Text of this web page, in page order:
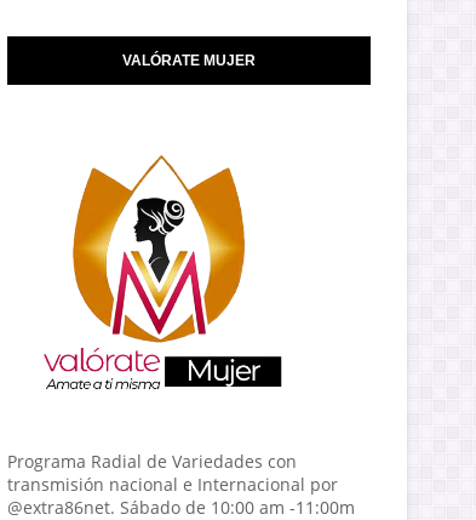
VALÓRATE MUJER
Programa Radial de Variedades con
transmisión nacional e Internacional por
@extra86net. Sábado de 10:00 am -11:00m